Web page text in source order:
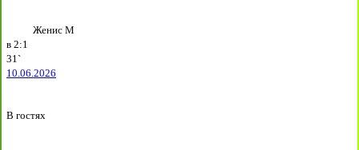
Женис М
в 2:1
31`
10.06.2026
В гостях